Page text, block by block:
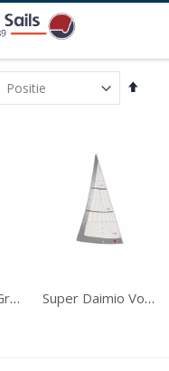
Van
Super Daimio Grootzeil Super Daimio Voorzeil